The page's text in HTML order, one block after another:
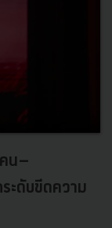
คน–
ะดับขีดความ